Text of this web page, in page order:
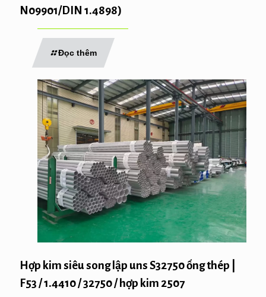
N09901/DIN 1.4898)
Đọc thêm
Hợp kim siêu song lập uns S32750 ống thép |
F53 / 1.4410 / 32750 / hợp kim 2507